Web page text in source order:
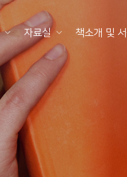
자료실 책소개 및